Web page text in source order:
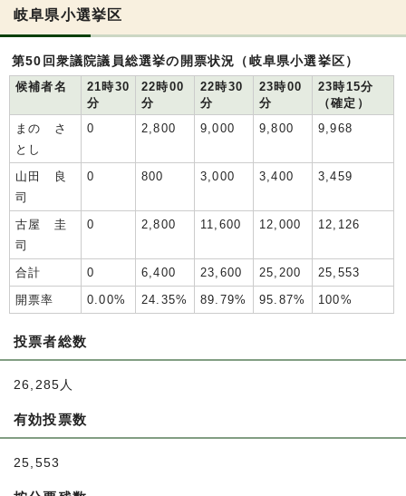
岐阜県小選挙区
第50回衆議院議員総選挙の開票状況（岐阜県小選挙区）
候補者名
21時30
分
22時00
分
22時30
分
23時00
分
23時15分
（確定）
まの さ
とし
0 2,800 9,000 9,800 9,968
山田 良
司
0 800 3,000 3,400 3,459
古屋 圭
司
0 2,800 11,600 12,000 12,126
合計 0 6,400 23,600 25,200
25,553
開票率
0.00% 24.35% 89.79% 95.87% 100%
投票者総数
26,285人
有効投票数
25,553